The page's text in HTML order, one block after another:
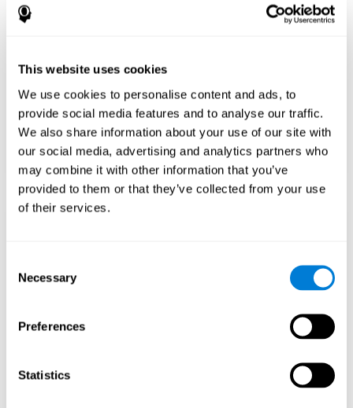
This website uses cookies
We use cookies to personalise content and ads, to
provide social media features and to analyse our traffic.
We also share information about your use of our site with
our social media, advertising and analytics partners who
may combine it with other information that you’ve
provided to them or that they’ve collected from your use
of their services.
Selection
Necessary
Preferences
Statistics
لتكييف نظامنا مع متطلبات حركة المرور المتغيرة
على مدار اليوم ، مما يعني أنه يمكننا تقديم بسلاسة
لا توفر لنا AWS فقط أدوات رائعة لإنشاء خطة
تخزين بيانات قوية وفعالة ومرنة ، ولكن بفضل
Amazon's WAF (جدار حماية تطبيقات الويب) ،
يمكننا ضمان أن تطبيقات الويب الخاصة بنا آمنة
من التهديدات عبر الإنترنت.
تحسين البيانات وتصفيتها ومعالجتها بطرق جديدة
معلومات منظمة وقيمة.
يتيح لنا إنشاء قواعد بيانات افتراضية باستخدام
ETL Jobs بناء مصادر بيانات بسيطة لكنها قوية
لمجموعة متنوعة من التطبيقات الداخلية